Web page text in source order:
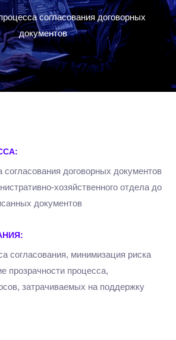
согласования договорных
документов
договорных документов
хозяйственного отдела до
документов
согласования, минимизация риска
прозрачности процесса,
затрачиваемых на поддержку